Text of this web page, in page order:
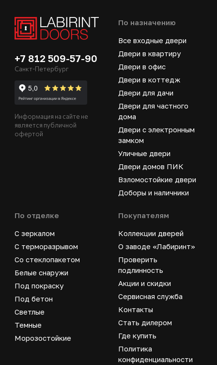
+7 812 509-57-90
Санкт-Петербург
Информация на сайте не
является публичной
офертой
По назначению
Все входные двери
Двери в квартиру
Двери в офис
Двери в коттедж
Двери для дачи
Двери для частного
дома
Двери с электронным
замком
Уличные двери
Двери домов ПИК
Взломостойкие двери
Доборы и наличники
По отделке
С зеркалом
С терморазрывом
Со стеклопакетом
Белые снаружи
Под покраску
Под бетон
Светлые
Темные
Морозостойкие
Покупателям
Коллекции дверей
О заводе «Лабиринт»
Проверить
подлинность
Акции и скидки
Сервисная служба
Контакты
Стать дилером
Где купить
Политика
конфиденциальности